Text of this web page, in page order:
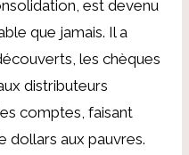
est devenu
que jamais. Il a
les chèques
distributeurs
comptes, faisant
dollars aux pauvres.